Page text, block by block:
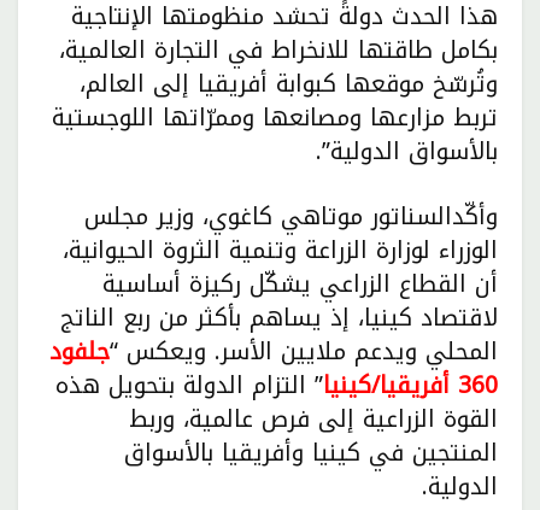
هذا الحدث دولةً تحشد منظومتها الإنتاجية
بكامل طاقتها للانخراط في التجارة العالمية،
وتُرسّخ موقعها كبوابة أفريقيا إلى العالم،
تربط مزارعها ومصانعها وممرّاتها اللوجستية
بالأسواق الدولية”.
وأكّدالسناتور موتاهي كاغوي، وزير مجلس
الوزراء لوزارة الزراعة وتنمية الثروة الحيوانية،
أن القطاع الزراعي يشكّل ركيزة أساسية
لاقتصاد كينيا، إذ يساهم بأكثر من ربع الناتج
المحلي ويدعم ملايين الأسر. ويعكس “جلفود
360 أفريقيا/كينيا ” التزام الدولة بتحويل هذه
القوة الزراعية إلى فرص عالمية، وربط
المنتجين في كينيا وأفريقيا بالأسواق
الدولية.